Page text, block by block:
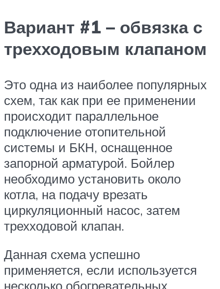
Вариант #1 – обвязка с
трехходовым клапаном
Это одна из наиболее популярных
схем, так как при ее применении
происходит параллельное
подключение отопительной
системы и БКН, оснащенное
запорной арматурой. Бойлер
необходимо установить около
котла, на подачу врезать
циркуляционный насос, затем
трехходовой клапан.
Данная схема успешно
применяется, если используется
несколько обогревательных